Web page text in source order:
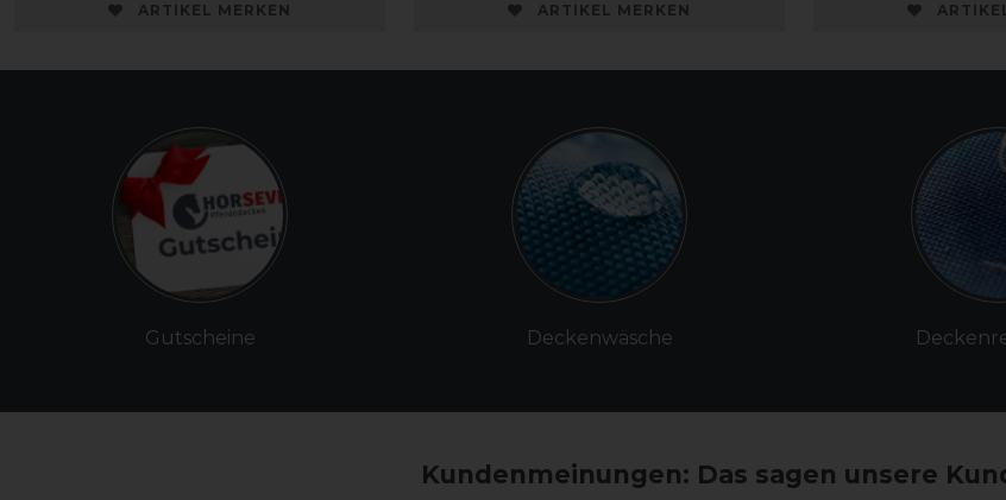
ARTIKEL MERKEN ARTIKEL MERKEN
Gutscheine Deckenwäsche
Kundenmeinungen: Das sagen unsere